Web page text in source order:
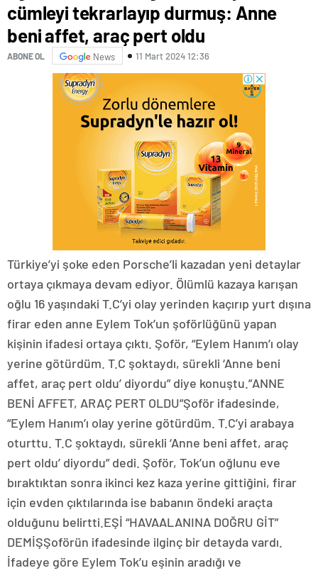
cümleyi tekrarlayıp durmuş: Anne
beni affet, araç pert oldu
ABONE OL News 11 Mart 2024 12:36
Türkiye’yi şoke eden Porsche’li kazadan yeni detaylar
ortaya çıkmaya devam ediyor. Ölümlü kazaya karışan
oğlu 16 yaşındaki T.C’yi olay yerinden kaçırıp yurt dışına
firar eden anne Eylem Tok’un şoförlüğünü yapan
kişinin ifadesi ortaya çıktı. Şoför, “Eylem Hanım’ı olay
yerine götürdüm. T.C şoktaydı, sürekli ‘Anne beni
affet, araç pert oldu’ diyordu” diye konuştu.”ANNE
BENİ AFFET, ARAÇ PERT OLDU”Şoför ifadesinde,
“Eylem Hanım’ı olay yerine götürdüm. T.C’yi arabaya
oturttu. T.C şoktaydı, sürekli ‘Anne beni affet, araç
pert oldu’ diyordu” dedi. Şoför, Tok’un oğlunu eve
bıraktıktan sonra ikinci kez kaza yerine gittiğini, firar
için evden çıktılarında ise babanın öndeki araçta
olduğunu belirtti.EŞİ “HAVAALANINA DOĞRU GİT”
DEMİŞŞoförün ifadesinde ilginç bir detayda vardı.
İfadeye göre Eylem Tok’u eşinin aradığı ve